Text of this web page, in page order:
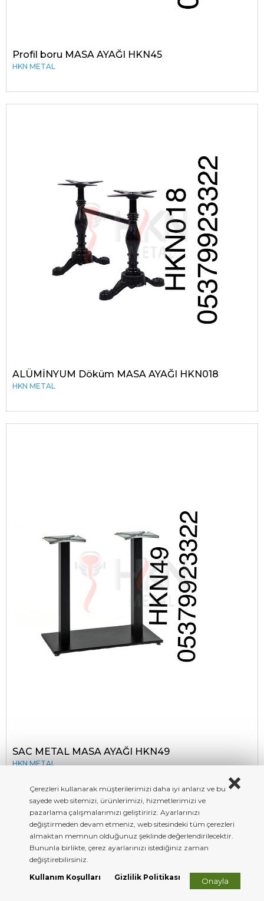
Profil boru MASA AYAĞI HKN45
HKN METAL
ALÜMİNYUM Döküm MASA AYAĞI HKN018
HKN METAL
SAC METAL MASA AYAĞI HKN49
HKN METAL
Onayla
Çerezleri kullanarak müşterilerimizi daha iyi anlarız ve bu
sayede web sitemizi, ürünlerimizi, hizmetlerimizi ve
pazarlama çalışmalarımızı geliştiririz. Ayarlarınızı
değiştirmeden devam etmeniz, web sitesindeki tüm çerezleri
almaktan memnun olduğunuz şeklinde değerlendirilecektir.
Bununla birlikte, çerez ayarlarınızı istediğiniz zaman
değiştirebilirsiniz.
Kullanım Koşulları
Gizlilik Politikası